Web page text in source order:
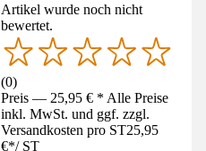
Artikel wurde noch nicht
bewertet.
(0)
Preis — 25,95 € * Alle Preise
inkl. MwSt. und ggf. zzgl.
Versandkosten pro ST25,95
€*/ ST